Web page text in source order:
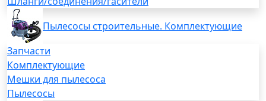
Пылесосы строительные. Комплектующие
Запчасти
Комплектующие
Мешки для пылесоса
Пылесосы